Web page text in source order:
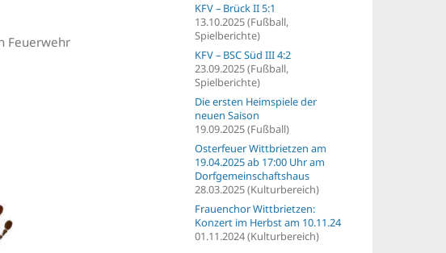
Feuerwehr
KFV – Brück II 5:1
13.10.2025 (Fußball,
Spielberichte)
KFV – BSC Süd III 4:2
23.09.2025 (Fußball,
Spielberichte)
Die ersten Heimspiele der
neuen Saison
19.09.2025 (Fußball)
Osterfeuer Wittbrietzen am
19.04.2025 ab 17:00 Uhr am
Dorfgemeinschaftshaus
28.03.2025 (Kulturbereich)
Frauenchor Wittbrietzen:
Konzert im Herbst am 10.11.24
01.11.2024 (Kulturbereich)